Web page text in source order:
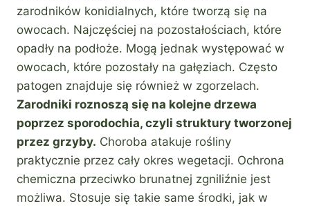
zarodników konidialnych, które tworzą się na
owocach. Najczęściej na pozostałościach, które
opadły na podłoże. Mogą jednak występować w
owocach, które pozostały na gałęziach. Często
patogen znajduje się również w zgorzelach.
Zarodniki roznoszą się na kolejne drzewa
poprzez sporodochia, czyli struktury tworzonej
przez grzyby. Choroba atakuje rośliny
praktycznie przez cały okres wegetacji. Ochrona
chemiczna przeciwko brunatnej zgniliźnie jest
możliwa. Stosuje się takie same środki, jak w